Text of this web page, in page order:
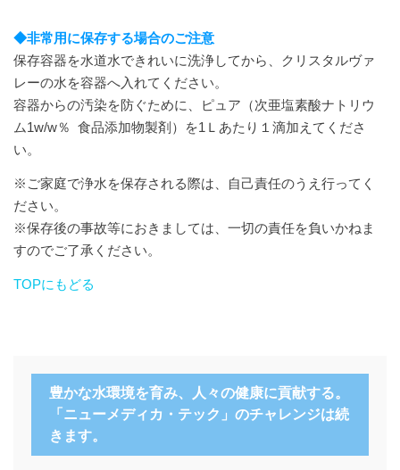
◆非常用に保存する場合のご注意
保存容器を水道水できれいに洗浄してから、クリスタルヴァ
レーの水を容器へ入れてください。
容器からの汚染を防ぐために、ピュア（次亜塩素酸ナトリウ
ム1w/w％ 食品添加物製剤）を1Ｌあたり１滴加えてくださ
い。
※ご家庭で浄水を保存される際は、自己責任のうえ行ってく
ださい。
※保存後の事故等におきましては、一切の責任を負いかねま
すのでご了承ください。
TOPにもどる
豊かな水環境を育み、人々の健康に貢献する。
「ニューメディカ・テック」のチャレンジは続
きます。